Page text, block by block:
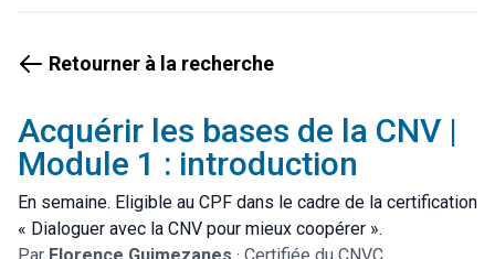
Retourner à la recherche
Acquérir les bases de la CNV |
Module 1 : introduction
En semaine. Eligible au CPF dans le cadre de la certification
« Dialoguer avec la CNV pour mieux coopérer ».